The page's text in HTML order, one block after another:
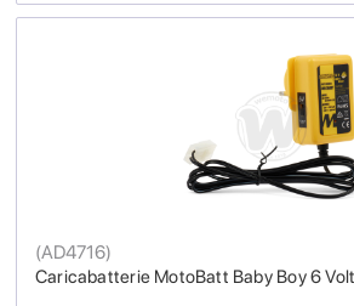
Caricabatterie MotoBatt Baby Boy 6
(AD4716)